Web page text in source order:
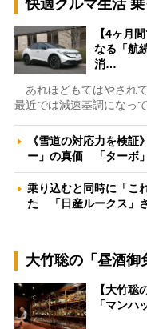
快適クルマ生活
【4ヶ月
なる「航
消…
あれほどもてはやされ
最近では減速基調になっ
《雪道の対応力を検証
ー」の真価 「ターボ
乗り込むと同時に「こ
た 「日産ルークス」
大竹聡の「昼酒御
【大竹聡
「マン